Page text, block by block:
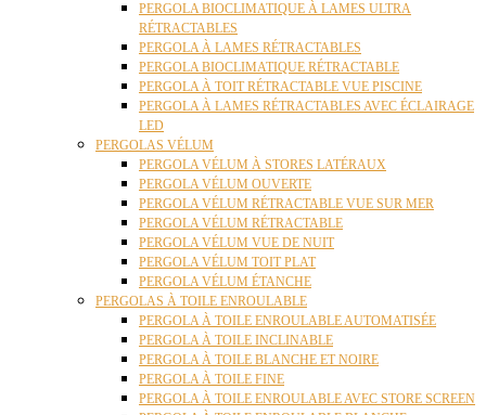
PERGOLA BIOCLIMATIQUE À LAMES ULTRA
RÉTRACTABLES
PERGOLA À LAMES RÉTRACTABLES
PERGOLA BIOCLIMATIQUE RÉTRACTABLE
PERGOLA À TOIT RÉTRACTABLE VUE PISCINE
PERGOLA À LAMES RÉTRACTABLES AVEC ÉCLAIRAGE
LED
PERGOLAS VÉLUM
PERGOLA VÉLUM À STORES LATÉRAUX
PERGOLA VÉLUM OUVERTE
PERGOLA VÉLUM RÉTRACTABLE VUE SUR MER
PERGOLA VÉLUM RÉTRACTABLE
PERGOLA VÉLUM VUE DE NUIT
PERGOLA VÉLUM TOIT PLAT
PERGOLA VÉLUM ÉTANCHE
PERGOLAS À TOILE ENROULABLE
PERGOLA À TOILE ENROULABLE AUTOMATISÉE
PERGOLA À TOILE INCLINABLE
PERGOLA À TOILE BLANCHE ET NOIRE
PERGOLA À TOILE FINE
PERGOLA À TOILE ENROULABLE AVEC STORE SCREEN